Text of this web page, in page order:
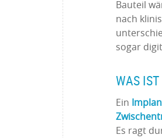
Bauteil
nach
sogar
WAS
Ein
Es ragt